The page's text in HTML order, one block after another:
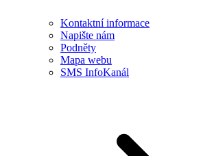
Kontaktní informace
Napište nám
Podněty
Mapa webu
SMS InfoKanál